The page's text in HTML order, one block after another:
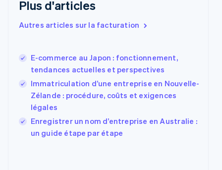
Plus d'articles
Autres articles sur la facturation
E-commerce au Japon : fonctionnement,
tendances actuelles et perspectives
Immatriculation d’une entreprise en Nouvelle-
Zélande : procédure, coûts et exigences
légales
Enregistrer un nom d’entreprise en Australie :
un guide étape par étape
Espagne
Estonie
English Español简体中文
Finlande
France
FrançaisEnglish
Gibraltar
English
Grèce
English